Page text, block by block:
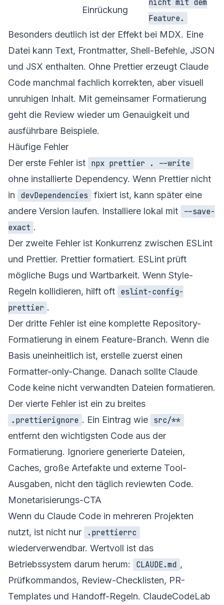
Einrückung
nicht mit dem
Feature.
Besonders deutlich ist der Effekt bei MDX. Eine
Datei kann Text, Frontmatter, Shell-Befehle, JSON
und JSX enthalten. Ohne Prettier erzeugt Claude
Code manchmal fachlich korrekten, aber visuell
unruhigen Inhalt. Mit gemeinsamer Formatierung
geht die Review wieder um Genauigkeit und
ausführbare Beispiele.
Häufige Fehler
Der erste Fehler ist npx prettier . --write
ohne installierte Dependency. Wenn Prettier nicht
in
devDependencies
fixiert ist, kann später eine
andere Version laufen. Installiere lokal mit
--save-
exact .
Der zweite Fehler ist Konkurrenz zwischen ESLint
und Prettier. Prettier formatiert. ESLint prüft
mögliche Bugs und Wartbarkeit. Wenn Style-
Regeln kollidieren, hilft oft eslint-config-
prettier .
Der dritte Fehler ist eine komplette Repository-
Formatierung in einem Feature-Branch. Wenn die
Basis uneinheitlich ist, erstelle zuerst einen
Formatter-only-Change. Danach sollte Claude
Code keine nicht verwandten Dateien formatieren.
Der vierte Fehler ist ein zu breites
.prettierignore . Ein Eintrag wie src/**
entfernt den wichtigsten Code aus der
Formatierung. Ignoriere generierte Dateien,
Caches, große Artefakte und externe Tool-
Ausgaben, nicht den täglich reviewten Code.
Monetarisierungs-CTA
Wenn du Claude Code in mehreren Projekten
nutzt, ist nicht nur
.prettierrc
wiederverwendbar. Wertvoll ist das
Betriebssystem darum herum:
CLAUDE.md ,
Prüfkommandos, Review-Checklisten, PR-
Templates und Handoff-Regeln. ClaudeCodeLab